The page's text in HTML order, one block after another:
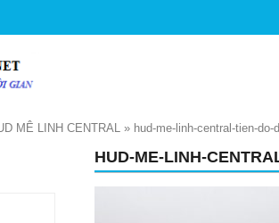
MÊ LINH CENTRAL » hud-me-linh-central-tien-do-
HUD-ME-LINH-